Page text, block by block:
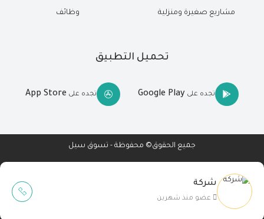
شركة
عضو منذ شهرين
مشاريع صغيرة ومنزلية وظائف
تحميل التطبيق
تجده على Google Play تجده على App Store
جميع الحقوق© محفوظة - تسوق سيل